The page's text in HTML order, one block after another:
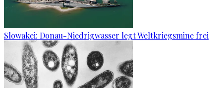
Slowakei: Donau-Niedrigwasser legt Weltkriegsmine frei